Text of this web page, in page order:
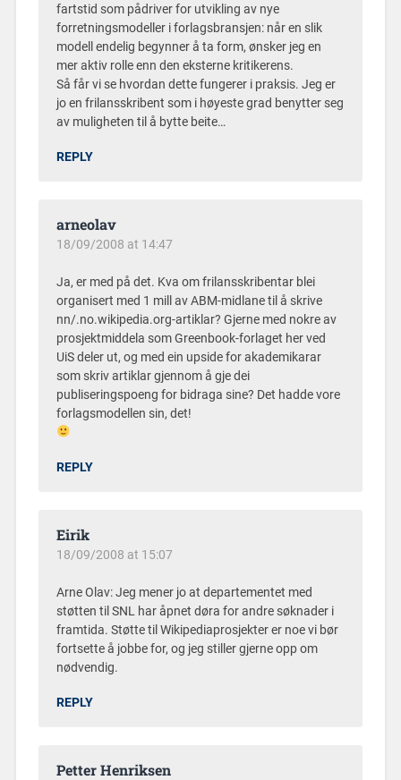
fartstid som pådriver for utvikling av nye
forretningsmodeller i forlagsbransjen: når en slik
modell endelig begynner å ta form, ønsker jeg en
mer aktiv rolle enn den eksterne kritikerens.
Så får vi se hvordan dette fungerer i praksis. Jeg er
jo en frilansskribent som i høyeste grad benytter seg
av muligheten til å bytte beite…
REPLY
arneolav
18/09/2008 at 14:47
Ja, er med på det. Kva om frilansskribentar blei
organisert med 1 mill av ABM-midlane til å skrive
nn/.no.wikipedia.org-artiklar? Gjerne med nokre av
prosjektmiddela som Greenbook-forlaget her ved
UiS deler ut, og med ein upside for akademikarar
som skriv artiklar gjennom å gje dei
publiseringspoeng for bidraga sine? Det hadde vore
forlagsmodellen sin, det!
REPLY
Eirik
18/09/2008 at 15:07
Arne Olav: Jeg mener jo at departementet med
støtten til SNL har åpnet døra for andre søknader i
framtida. Støtte til Wikipediaprosjekter er noe vi bør
fortsette å jobbe for, og jeg stiller gjerne opp om
nødvendig.
REPLY
Petter Henriksen